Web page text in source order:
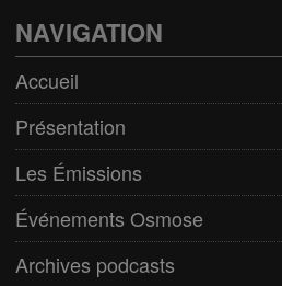
Bien être/Santé
Culture/Loisirs
Electro/Transe
Paranormal
Pop/Rock
Rap
NAVIGATION
Accueil
Présentation
Les Émissions
Événements Osmose
Archives podcasts